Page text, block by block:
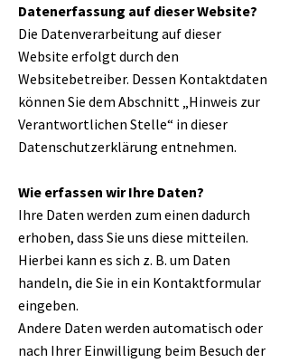
Datenerfassung auf dieser Website?
Die Datenverarbeitung auf dieser
Website erfolgt durch den
Websitebetreiber. Dessen Kontaktdaten
können Sie dem Abschnitt „Hinweis zur
Verantwortlichen Stelle“ in dieser
Datenschutzerklärung entnehmen.
Wie erfassen wir Ihre Daten?
Ihre Daten werden zum einen dadurch
erhoben, dass Sie uns diese mitteilen.
Hierbei kann es sich z. B. um Daten
handeln, die Sie in ein Kontaktformular
eingeben.
Andere Daten werden automatisch oder
nach Ihrer Einwilligung beim Besuch der